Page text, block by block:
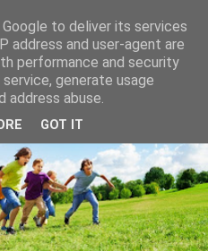
to deliver its services
address and user-agent are
performance and security
generate usage
abuse.
GOT IT